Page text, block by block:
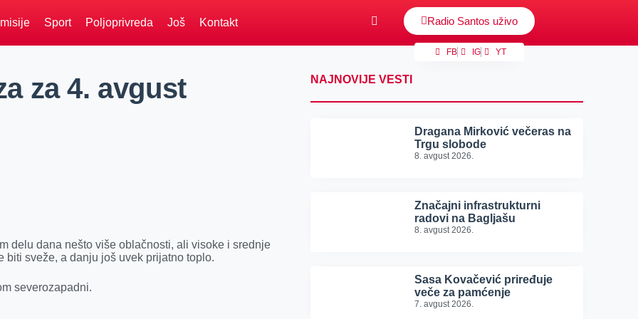
Sport Poljoprivreda Još Kontakt Radio Santos uživo
FB IG YT
za 4. avgust
delu dana nešto više oblačnosti, ali visoke i srednje
biti sveže, a danju još uvek prijatno toplo.
severozapadni.
NAJNOVIJE VESTI
Dragana Mirković večeras na
Trgu slobode
8. avgust 2026.
Značajni infrastrukturni
radovi na Bagljašu
8. avgust 2026.
Sasa Kovačević priređuje
veče za pamćenje
7. avgust 2026.